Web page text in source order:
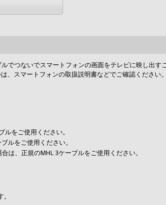
でつないでスマートフォンの画面をテレビに映し出す
、スマートフォンの取扱説明書などでご確認ください。
をご使用ください。
ルをご使用ください。
は、正規のMHL 3ケーブルをご使用ください。